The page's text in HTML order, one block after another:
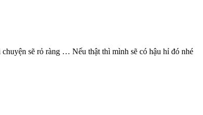
sẽ rỏ ràng … Nếu thật thì mình sẽ có hậu hỉ đó nhé